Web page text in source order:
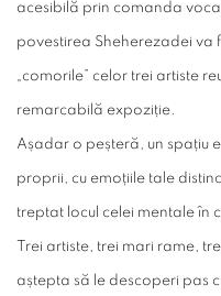
acesibilă prin comanda
povestirea Sheherezadei va
„comorile” celor trei artiste
remarcabilă expoziție.
Așadar o peșteră, un spațiu
proprii, cu emoțiile tale
treptat locul celei mentale în
Trei artiste, trei mari rame,
aștepta să le descoperi pas